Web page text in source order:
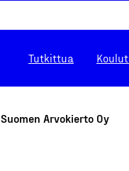
Tutkittua
Suomen Arvokierto Oy